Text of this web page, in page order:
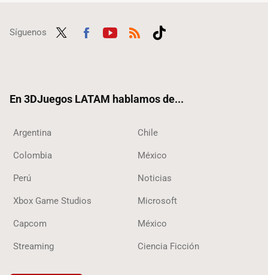
Síguenos
En 3DJuegos LATAM hablamos de...
Argentina Chile
Colombia México
Perú Noticias
Xbox Game Studios Microsoft
Capcom México
Streaming Ciencia Ficción